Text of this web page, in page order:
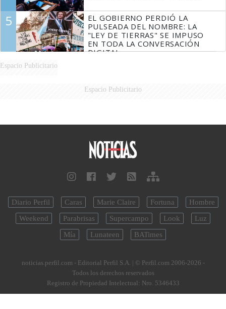
5
EL GOBIERNO PERDIÓ LA
PULSEADA DEL NOMBRE: LA
"LEY DE TIERRAS" SE IMPUSO
EN TODA LA CONVERSACIÓN
DIGITAL
Espacio Publicitario
Espacio Publicitario
Diario Perfil Caras Marie Claire Fortuna
Hombre
Weekend
Parabrisas Supercampo Look
Luz
Mía
Lunateen BATimes
noticias.perfil.com - Editorial Perfil S.A. | © Perfil.com 2006-2026 -
Todos los derechos reservados
Registro de Propiedad Intelectual: Nro. 5346433